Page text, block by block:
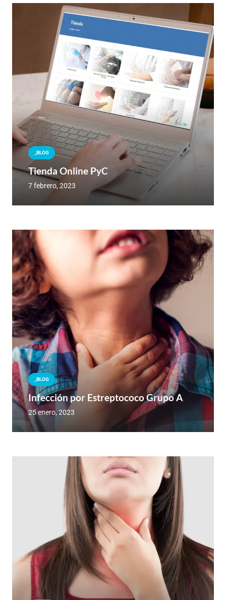
_BLOG
Tienda Online PyC
7 febrero, 2023
_BLOG
Infección por Estreptococo Grupo A
25 enero, 2023